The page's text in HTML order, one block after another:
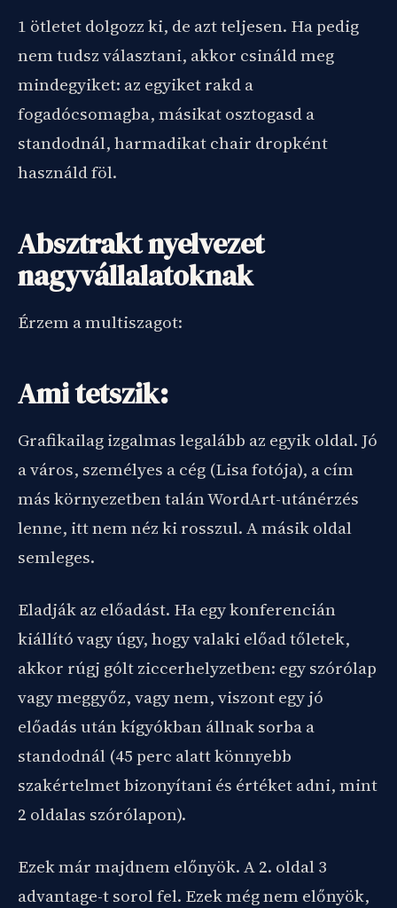
1 ötletet dolgozz ki, de azt teljesen. Ha pedig
nem tudsz választani, akkor csináld meg
mindegyiket: az egyiket rakd a
fogadócsomagba, másikat osztogasd a
standodnál, harmadikat chair dropként
használd föl.
Absztrakt nyelvezet
nagyvállalatoknak
Érzem a multiszagot:
Ami tetszik:
Grafikailag izgalmas legalább az egyik oldal. Jó
a város, személyes a cég (Lisa fotója), a cím
más környezetben talán WordArt-utánérzés
lenne, itt nem néz ki rosszul. A másik oldal
semleges.
Eladják az előadást. Ha egy konferencián
kiállító vagy úgy, hogy valaki előad tőletek,
akkor rúgj gólt ziccerhelyzetben: egy szórólap
vagy meggyőz, vagy nem, viszont egy jó
előadás után kígyókban állnak sorba a
standodnál (45 perc alatt könnyebb
szakértelmet bizonyítani és értéket adni, mint
2 oldalas szórólapon).
Ezek már majdnem előnyök. A 2. oldal 3
advantage-t sorol fel. Ezek még nem előnyök,